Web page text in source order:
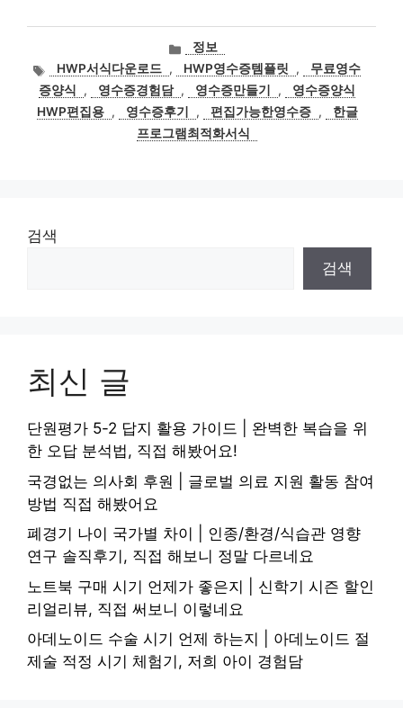
카
테
고
리
정보
태
그
HWP서식다운로드 , HWP영수증템플릿 ,
무료영수
증양식
, 영수증경험담 , 영수증만들기 ,
영수증양식
HWP편집용 , 영수증후기 , 편집가능한영수증 ,
한글
프로그램최적화서식
검색
검색
최신 글
단원평가 5-2 답지 활용 가이드 | 완벽한 복습을 위
한 오답 분석법, 직접 해봤어요!
국경없는 의사회 후원 | 글로벌 의료 지원 활동 참여
방법 직접 해봤어요
폐경기 나이 국가별 차이 | 인종/환경/식습관 영향
연구 솔직후기, 직접 해보니 정말 다르네요
노트북 구매 시기 언제가 좋은지 | 신학기 시즌 할인
리얼리뷰, 직접 써보니 이렇네요
아데노이드 수술 시기 언제 하는지 | 아데노이드 절
제술 적정 시기 체험기, 저희 아이 경험담